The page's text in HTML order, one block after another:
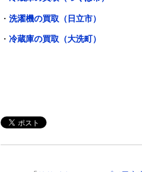
・ 洗濯機の買取（日立市）
・ 冷蔵庫の買取（大洗町）